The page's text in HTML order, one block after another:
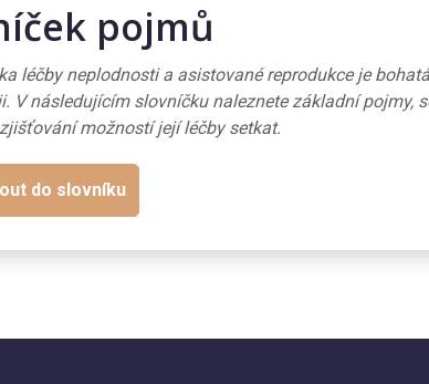
pojmů
léčby neplodnosti a asistované reprodukce je
V následujícím slovníčku naleznete základní pojmy,
možností její léčby setkat.
do slovníku